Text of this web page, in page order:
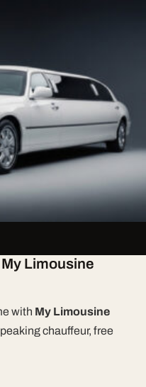
Limousine
with My Limousine
chauffeur, free